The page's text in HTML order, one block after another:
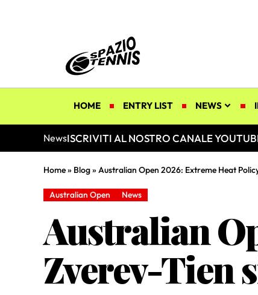
HOME ENTRY LIST NEWS
NewsISCRIVITI AL NOSTRO CANALE
Home» Blog» Australian Open 2026: Extreme Heat
Australian Open News
Australian
Zverev-Tien